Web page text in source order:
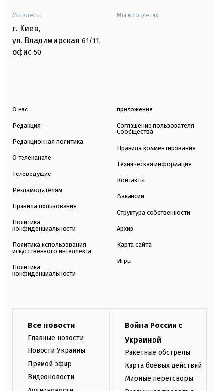
Мы здесь:
г. Киев,
ул. Владимирская 61/11,
офис 50
Мы в соцсетях:
О нас
Редакция
Редакционная политика
О телеканале
Телеведущие
Рекламодателям
Правила пользования
Политика
конфиденциальности
Политика использования
искусственного интеллекта
Политика
конфиденциальности
приложения
Соглашение пользователя
Сообщества
Правила комментирования
Техническая информация
Контакты
Вакансии
Структура собственности
Архив
Карта сайта
Игры
Все новости
Главные новости
Новости Украины
Прямой эфир
Видеоновости
Война России с
Украиной
Ракетные обстрелы
Карта боевых действий
Мирные переговоры